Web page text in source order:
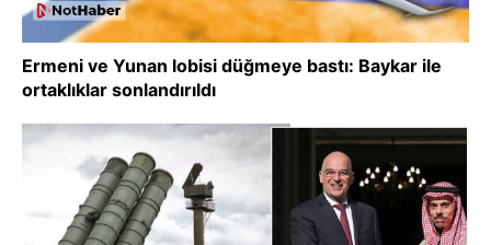
Ermeni ve Yunan lobisi düğmeye bastı: Baykar ile
ortaklıklar sonlandırıldı